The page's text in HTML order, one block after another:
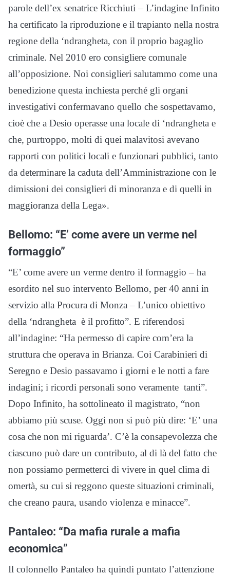
parole dell’ex senatrice Ricchiuti – L’indagine Infinito
ha certificato la riproduzione e il trapianto nella nostra
regione della ‘ndrangheta, con il proprio bagaglio
criminale. Nel 2010 ero consigliere comunale
all’opposizione. Noi consiglieri salutammo come una
benedizione questa inchiesta perché gli organi
investigativi confermavano quello che sospettavamo,
cioè che a Desio operasse una locale di ‘ndrangheta e
che, purtroppo, molti di quei malavitosi avevano
rapporti con politici locali e funzionari pubblici, tanto
da determinare la caduta dell’Amministrazione con le
dimissioni dei consiglieri di minoranza e di quelli in
maggioranza della Lega».
Bellomo: “E’ come avere un verme nel
formaggio”
“E’ come avere un verme dentro il formaggio – ha
esordito nel suo intervento Bellomo, per 40 anni in
servizio alla Procura di Monza – L’unico obiettivo
della ‘ndrangheta è il profitto”. E riferendosi
all’indagine: “Ha permesso di capire com’era la
struttura che operava in Brianza. Coi Carabinieri di
Seregno e Desio passavamo i giorni e le notti a fare
indagini; i ricordi personali sono veramente tanti”.
Dopo Infinito, ha sottolineato il magistrato, “non
abbiamo più scuse. Oggi non si può più dire: ‘E’ una
cosa che non mi riguarda’. C’è la consapevolezza che
ciascuno può dare un contributo, al di là del fatto che
non possiamo permetterci di vivere in quel clima di
omertà, su cui si reggono queste situazioni criminali,
che creano paura, usando violenza e minacce”.
Pantaleo: “Da mafia rurale a mafia
economica”
Il colonnello Pantaleo ha quindi puntato l’attenzione